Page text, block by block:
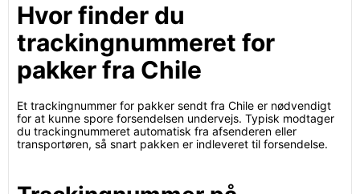
Hvor finder du
trackingnummeret for
pakker fra Chile
Et trackingnummer for pakker sendt fra Chile er nødvendigt
for at kunne spore forsendelsen undervejs. Typisk modtager
du trackingnummeret automatisk fra afsenderen eller
transportøren, så snart pakken er indleveret til forsendelse.